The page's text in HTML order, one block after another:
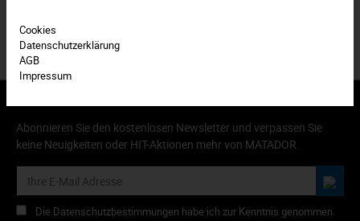
Abonnieren Sie den kostenlosen Newsletter und verpassen Sie
keine Neuigkeiten oder HIT-Aktionen mehr von MATADOR.
Die Datenschutzbestimmungen habe ich zur Kenntnis genommen.
Cookies
Datenschutzerklärung
AGB
Impressum